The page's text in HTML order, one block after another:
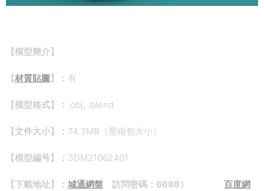
【模型簡介】
【材質貼圖 】： 有
【模型格式】： .obj, .blend
【文件大小】： 74.3MB（壓縮包大小）
【模型編号】： 3DM21062401
【下載地址】： 城通網盤 訪問密碼：6688） 百度網